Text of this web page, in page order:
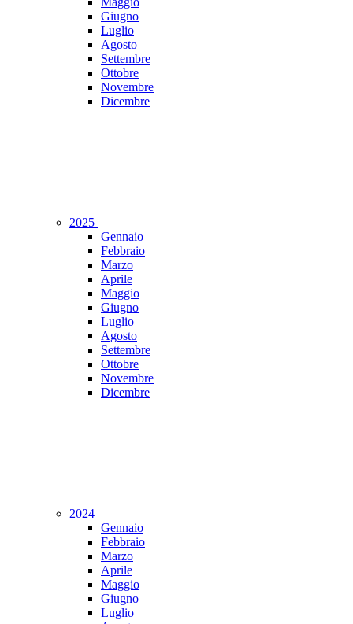
Giugno
Luglio
Agosto
Settembre
Ottobre
Novembre
Dicembre
2025
Gennaio
Febbraio
Marzo
Aprile
Maggio
Giugno
Luglio
Agosto
Settembre
Ottobre
Novembre
Dicembre
2024
Gennaio
Febbraio
Marzo
Aprile
Maggio
Giugno
Luglio